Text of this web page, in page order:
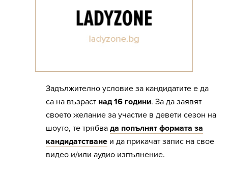
Задължително условие за кандидатите е да
са на възраст над 16 години. За да заявят
своето желание за участие в девети сезон на
шоуто, те трябва да попълнят формата за
кандидатстване и да прикачат запис на свое
видео и/или аудио изпълнение.